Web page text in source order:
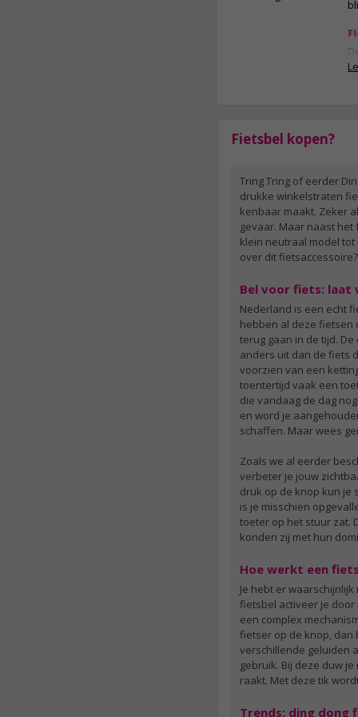
Fietsbel kopen?
Tring Tring of eerder
drukke winkelstraten
kenbaar maakt. Zeker
gevaar. Maar naast
klein neutraal model
over dit
Bel voor fiets: laat
Nederland is een echt
hebben al deze fietsen
terug gaan in de tijd.
anders uit dan de fiets
voorzien van een
toentertijd vaak een
die vandaag de dag
en word je
schaffen. Maar wees
Zoals we al eerder
verbeter je jouw
druk op de knop kun je
is je misschien
toeter op het stuur zat.
konden zij met hun
Hoe werkt een
Je hebt er
fietsbel activeer je
een complex
fietser op de knop, dan
verschillende geluiden
gebruik. Bij deze duw
raakt. Met deze tik
Trends: ding